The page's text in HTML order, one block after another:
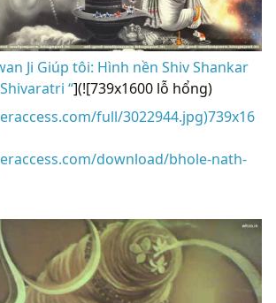
Ji Giúp tôi: Hình nền Shiv Shankar
“](![739x1600 lỗ hổng)
full/3022944.jpg)739x16
download/bhole-nath-